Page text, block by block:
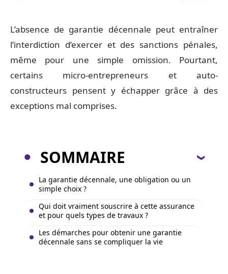
L’absence de garantie décennale peut entraîner
l’interdiction d’exercer et des sanctions pénales,
même pour une simple omission. Pourtant,
certains micro-entrepreneurs et auto-
constructeurs pensent y échapper grâce à des
exceptions mal comprises.
SOMMAIRE
La garantie décennale, une obligation ou un
simple choix ?
Qui doit vraiment souscrire à cette assurance
et pour quels types de travaux ?
Les démarches pour obtenir une garantie
décennale sans se compliquer la vie